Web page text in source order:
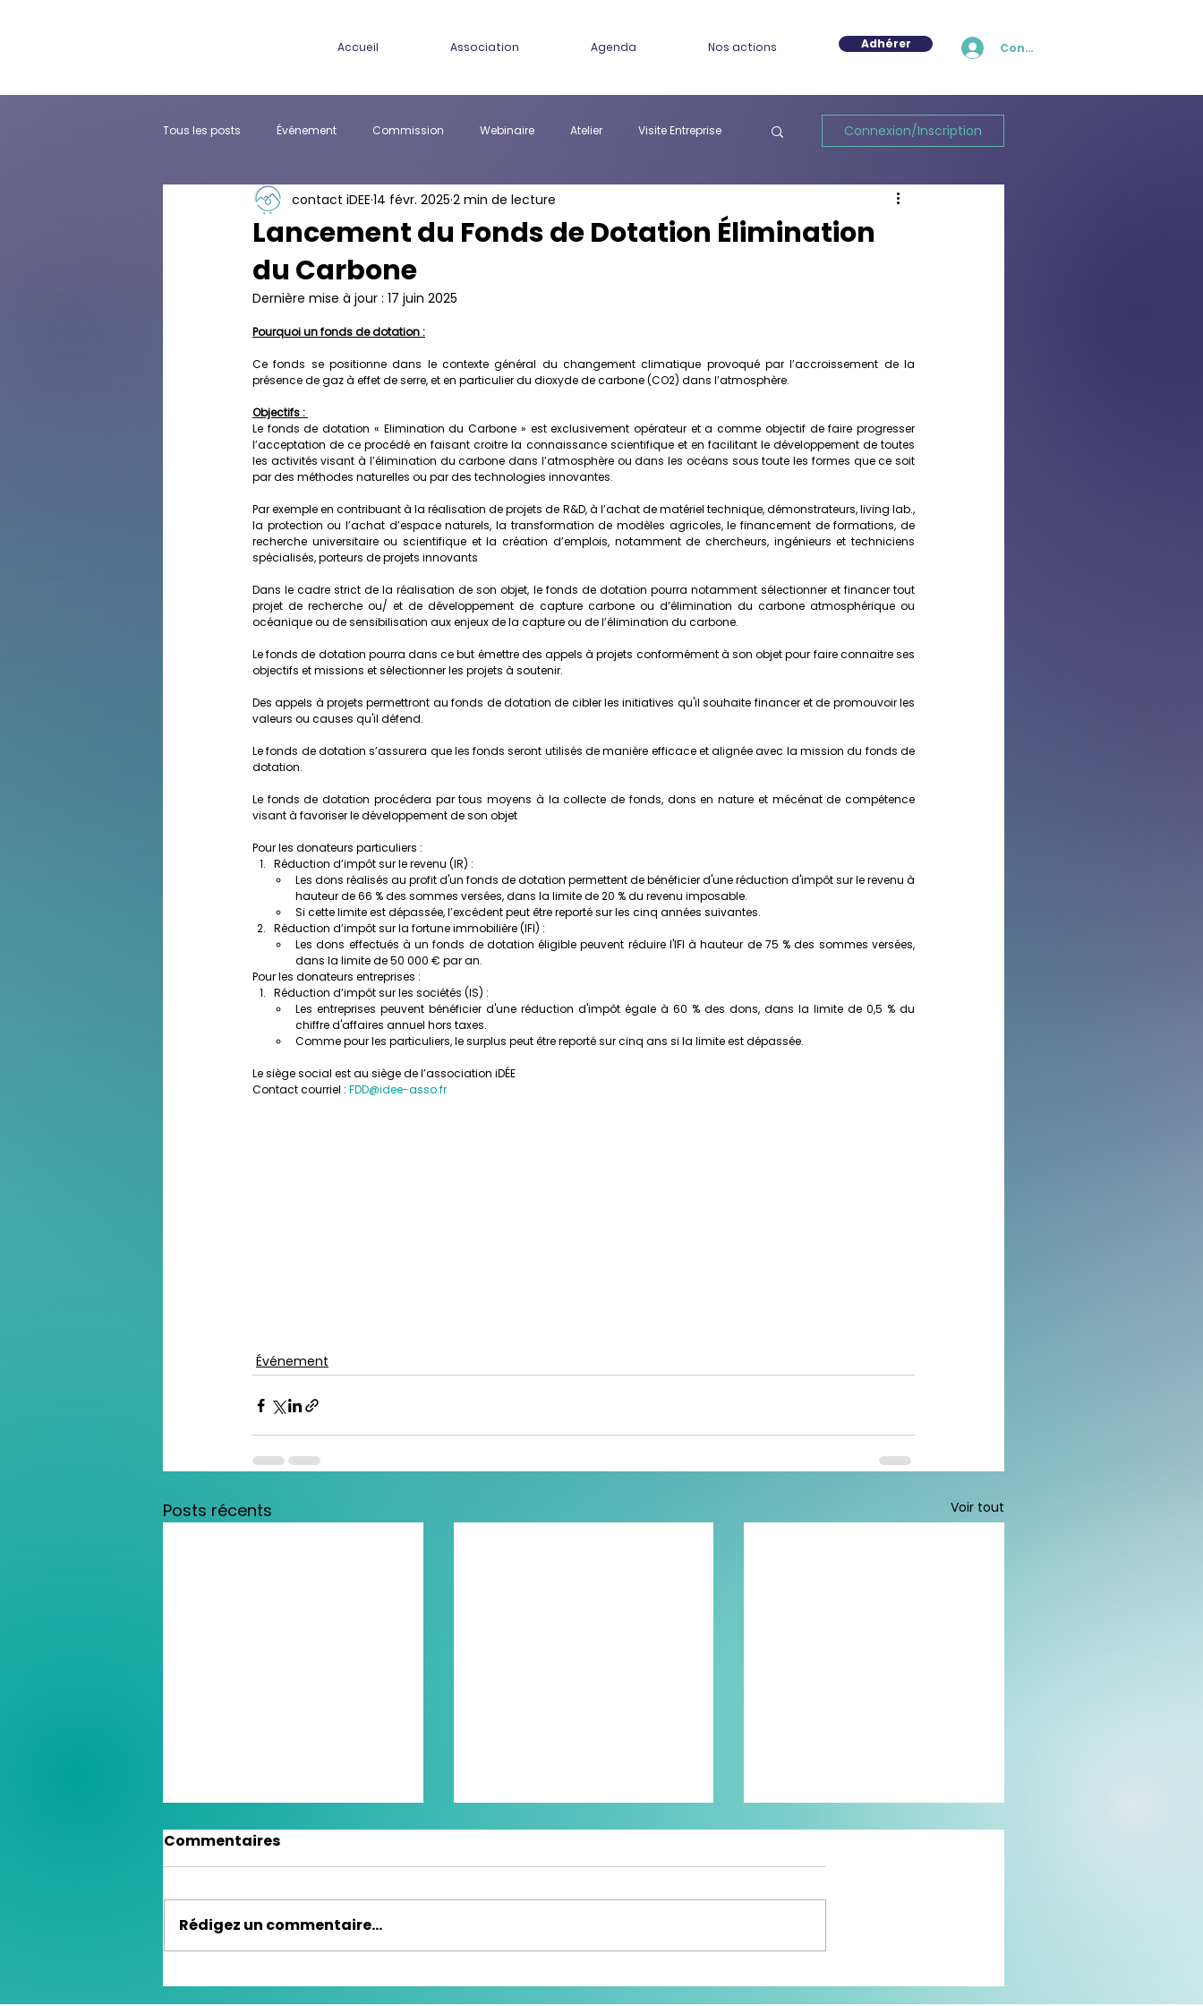
Accueil Association Agenda Nos actions Adhérer Connexion
Tous les posts Événement Commission Webinaire Atelier Visite Entreprise
Partenariat
Connexion/Inscription
Lancement du Fonds de Dotation Élimination
du Carbone
contact iDEE 14 févr. 2025 2 min de lecture
Dernière mise à jour : 17 juin 2025
Pourquoi un fonds de dotation :
Ce fonds se positionne dans le contexte général du changement climatique provoqué par l’accroissement de la
présence de gaz à effet de serre, et en particulier du dioxyde de carbone (CO2) dans l’atmosphère.
Objectifs :
Le fonds de dotation « Elimination du Carbone » est exclusivement opérateur et a comme objectif de faire progresser
l’acceptation de ce procédé en faisant croitre la connaissance scientifique et en facilitant le développement de toutes
les activités visant à l’élimination du carbone dans l’atmosphère ou dans les océans sous toute les formes que ce soit
par des méthodes naturelles ou par des technologies innovantes.
Par exemple en contribuant à la réalisation de projets de R&D, à l’achat de matériel technique, démonstrateurs, living lab.,
la protection ou l’achat d’espace naturels, la transformation de modèles agricoles, le financement de formations, de
recherche universitaire ou scientifique et la création d’emplois, notamment de chercheurs, ingénieurs et techniciens
spécialisés, porteurs de projets innovants
Dans le cadre strict de la réalisation de son objet, le fonds de dotation pourra notamment sélectionner et financer tout
projet de recherche ou/ et de développement de capture carbone ou d’élimination du carbone atmosphérique ou
océanique ou de sensibilisation aux enjeux de la capture ou de l’élimination du carbone.
Le fonds de dotation pourra dans ce but émettre des appels à projets conformément à son objet pour faire connaitre ses
objectifs et missions et sélectionner les projets à soutenir.
Des appels à projets permettront au fonds de dotation de cibler les initiatives qu'il souhaite financer et de promouvoir les
valeurs ou causes qu'il défend.
Le fonds de dotation s’assurera que les fonds seront utilisés de manière efficace et alignée avec la mission du fonds de
dotation.
Le fonds de dotation procédera par tous moyens à la collecte de fonds, dons en nature et mécénat de compétence
visant à favoriser le développement de son objet
Pour les donateurs particuliers :
Réduction d’impôt sur le revenu (IR) :
Les dons réalisés au profit d'un fonds de dotation permettent de bénéficier d'une réduction d'impôt sur le revenu à
hauteur de 66 % des sommes versées, dans la limite de 20 % du revenu imposable.
Si cette limite est dépassée, l’excédent peut être reporté sur les cinq années suivantes.
Réduction d’impôt sur la fortune immobilière (IFI) :
Les dons effectués à un fonds de dotation éligible peuvent réduire l'IFI à hauteur de 75 % des sommes versées,
dans la limite de 50 000 € par an.
Pour les donateurs entreprises :
Réduction d’impôt sur les sociétés (IS) :
Les entreprises peuvent bénéficier d'une réduction d'impôt égale à 60 % des dons, dans la limite de 0,5 % du
chiffre d'affaires annuel hors taxes.
Comme pour les particuliers, le surplus peut être reporté sur cinq ans si la limite est dépassée.
Le siège social est au siège de l’association iDÉE
Contact courriel : FDD@idee-asso.fr
Événement
Posts récents Voir tout
Retour sur... la
Retour sur... notre
Retour sur... Le diner
Commentaires
Rédigez un commentaire...